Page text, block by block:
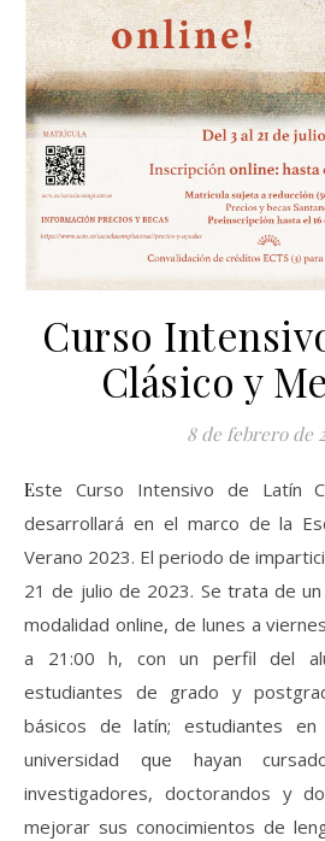
Curso
Clásico y
8 de febrero de
Este Curso Intensivo de Latín Clásico y Medieval se
desarrollará en el marco de la
Verano 2023. El periodo de
21 de julio de 2023. Se trata de
modalidad online, de lunes a
a 21:00 h, con un perfil del
estudiantes de grado y
básicos de latín; estudiantes
universidad que hayan
investigadores, doctorandos y
mejorar sus conocimientos de